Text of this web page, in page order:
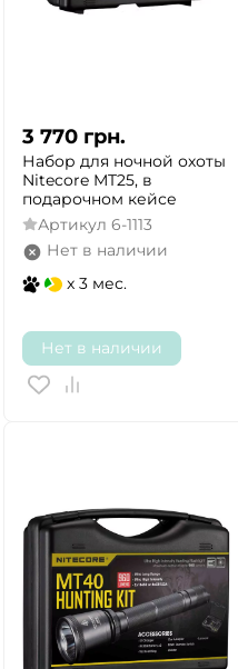
3 770 грн.
Набор для ночной охоты
Nitecore MT25, в
подарочном кейсе
Артикул 6-1113
Нет в наличии
x 3 мес.
Нет в наличии